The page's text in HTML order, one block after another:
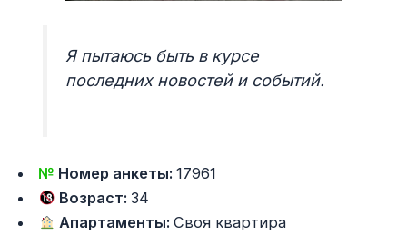
Я пытаюсь быть в курсе
последних новостей и событий.
№ Номер анкеты:17961
Возраст:34
Апартаменты:Своя квартира